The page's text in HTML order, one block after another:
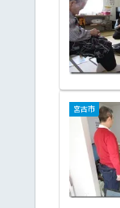
宮古市